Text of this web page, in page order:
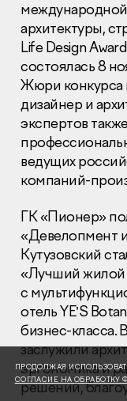
Раскрытие
Правовая
Сообщить о
Глaвный oфиc
+7 (495) 502
Отдел продаж
+7 (495) 641-
Заказать
© 2001-2026
архитектуры,
Life Design
состоялась 8
Жюри конкурса
дизайнер и
экспертов
ведущих
компаний-
ГК «Пионер»
«Девелопмент
Кутузовский
«Лучший жилой
с
отель YE’S
бизнес-класса.
заслужили
эргономика и
решений,
ПРОДОЛЖАЯ
СОГЛАСИЕ НА ОБРАБОТКУ